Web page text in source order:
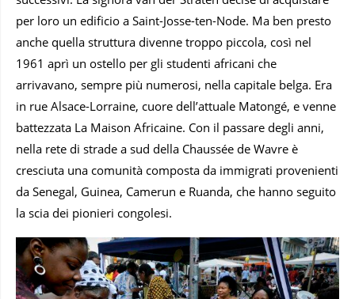
per loro un edificio a Saint-Josse-ten-Node. Ma ben presto
anche quella struttura divenne troppo piccola, così nel
1961 aprì un ostello per gli studenti africani che
arrivavano, sempre più numerosi, nella capitale belga. Era
in rue Alsace-Lorraine, cuore dell’attuale Matongé, e venne
battezzata La Maison Africaine. Con il passare degli anni,
nella rete di strade a sud della Chaussée de Wavre è
cresciuta una comunità composta da immigrati provenienti
da Senegal, Guinea, Camerun e Ruanda, che hanno seguito
la scia dei pionieri congolesi.